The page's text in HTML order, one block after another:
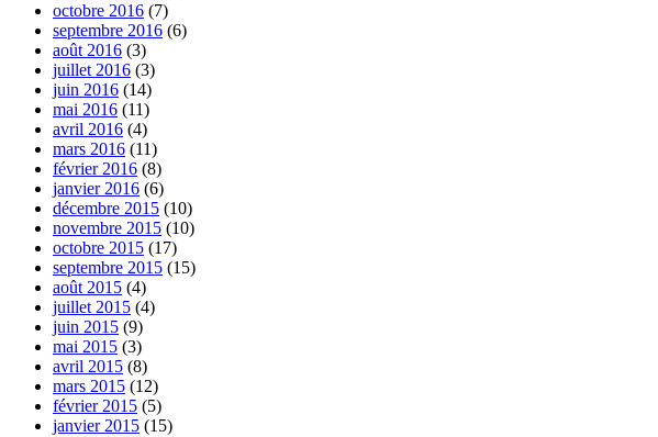
octobre 2016 (7)
septembre 2016 (6)
août 2016 (3)
juillet 2016 (3)
juin 2016 (14)
mai 2016 (11)
avril 2016 (4)
mars 2016 (11)
février 2016 (8)
janvier 2016 (6)
décembre 2015 (10)
novembre 2015 (10)
octobre 2015 (17)
septembre 2015 (15)
août 2015 (4)
juillet 2015 (4)
juin 2015 (9)
mai 2015 (3)
avril 2015 (8)
mars 2015 (12)
février 2015 (5)
janvier 2015 (15)